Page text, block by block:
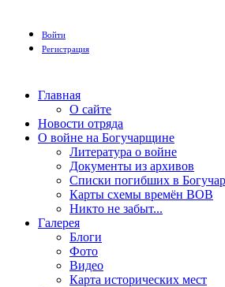
Войти
Регистрация
Главная
О сайте
Новости отряда
О войне на Богучарщине
Литература о войне
Документы из архивов
Списки погибших в
Карты схемы времён ВОВ
Никто не забыт...
Галерея
Блоги
Фото
Видео
Карта исторических мест